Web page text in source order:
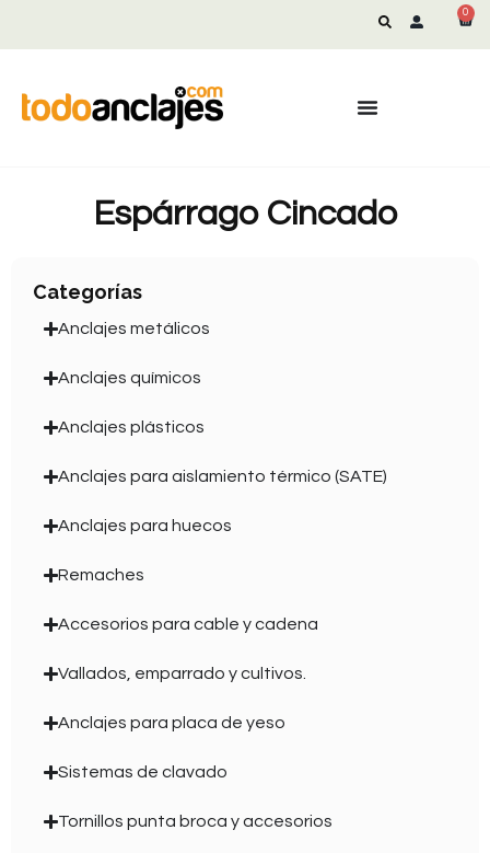
0
Espárrago Cincado
Categorías
Anclajes metálicos
Anclajes químicos
Anclajes plásticos
Anclajes para aislamiento térmico (SATE)
Anclajes para huecos
Remaches
Accesorios para cable y cadena
Vallados, emparrado y cultivos.
Anclajes para placa de yeso
Sistemas de clavado
Tornillos punta broca y accesorios